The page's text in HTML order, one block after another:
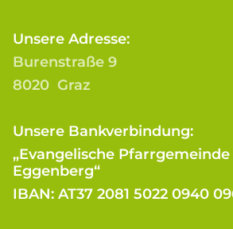
Unsere Adresse:
Burenstraße 9
8020 Graz
Unsere Bankverbindung:
„Evangelische Pfarrgemeinde
Eggenberg“
IBAN: AT37 2081 5022 0940